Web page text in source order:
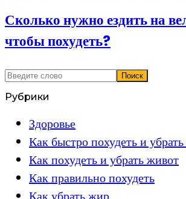
Сколько нужно ездить на
чтобы похудеть?
Рубрики
Здоровье
Как быстро похудеть и
Как похудеть и убрать живот
Как правильно похудеть